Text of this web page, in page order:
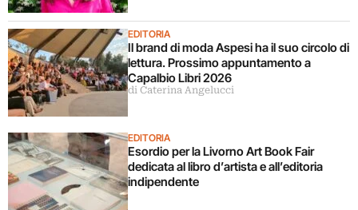
EDITORIA
Il brand di moda Aspesi ha il suo circolo di
lettura. Prossimo appuntamento a
Capalbio Libri 2026
di Caterina Angelucci
EDITORIA
Esordio per la Livorno Art Book Fair
dedicata al libro d’artista e all’editoria
indipendente